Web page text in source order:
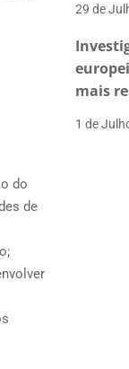
do
de
29 de
mais
1 de